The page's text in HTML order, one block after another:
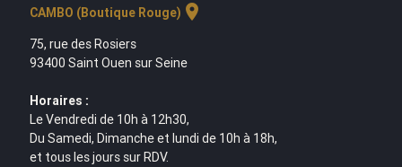
CAMBO (Boutique Rouge) location_on
75, rue des Rosiers
93400 Saint Ouen sur Seine
Horaires :
Le Vendredi de 10h à 12h30,
Du Samedi, Dimanche et lundi de 10h à 18h,
et tous les jours sur RDV.